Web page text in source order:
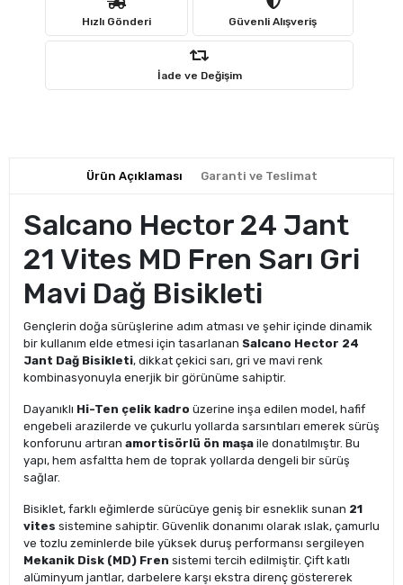
Hızlı Gönderi Güvenli Alışveriş
İade ve Değişim
Ürün Açıklaması Garanti ve Teslimat
Salcano Hector 24 Jant
21 Vites MD Fren Sarı Gri
Mavi Dağ Bisikleti
Gençlerin doğa sürüşlerine adım atması ve şehir içinde dinamik
bir kullanım elde etmesi için tasarlanan Salcano Hector 24
Jant Dağ Bisikleti, dikkat çekici sarı, gri ve mavi renk
kombinasyonuyla enerjik bir görünüme sahiptir.
Dayanıklı Hi-Ten çelik kadro üzerine inşa edilen model, hafif
engebeli arazilerde ve çukurlu yollarda sarsıntıları emerek sürüş
konforunu artıran amortisörlü ön maşa ile donatılmıştır. Bu
yapı, hem asfaltta hem de toprak yollarda dengeli bir sürüş
sağlar.
Bisiklet, farklı eğimlerde sürücüye geniş bir esneklik sunan 21
vites sistemine sahiptir. Güvenlik donanımı olarak ıslak, çamurlu
ve tozlu zeminlerde bile yüksek duruş performansı sergileyen
Mekanik Disk (MD) Fren sistemi tercih edilmiştir. Çift katlı
alüminyum jantlar, darbelere karşı ekstra direnç göstererek